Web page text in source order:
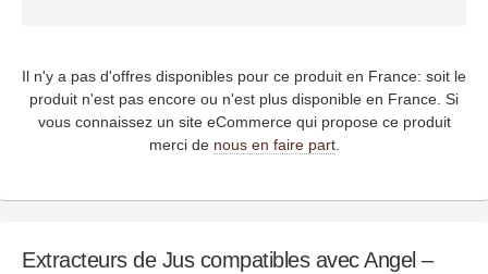
Il n'y a pas d'offres disponibles pour ce produit en France: soit le
produit n'est pas encore ou n'est plus disponible en France. Si
vous connaissez un site eCommerce qui propose ce produit
merci de nous en faire part.
Extracteurs de Jus compatibles avec Angel –